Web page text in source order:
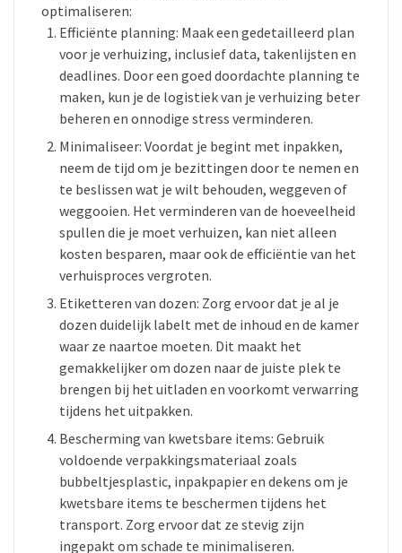
optimaliseren:
Efficiënte planning: Maak een gedetailleerd plan
voor je verhuizing, inclusief data, takenlijsten en
deadlines. Door een goed doordachte planning te
maken, kun je de logistiek van je verhuizing beter
beheren en onnodige stress verminderen.
Minimaliseer: Voordat je begint met inpakken,
neem de tijd om je bezittingen door te nemen en
te beslissen wat je wilt behouden, weggeven of
weggooien. Het verminderen van de hoeveelheid
spullen die je moet verhuizen, kan niet alleen
kosten besparen, maar ook de efficiëntie van het
verhuisproces vergroten.
Etiketteren van dozen: Zorg ervoor dat je al je
dozen duidelijk labelt met de inhoud en de kamer
waar ze naartoe moeten. Dit maakt het
gemakkelijker om dozen naar de juiste plek te
brengen bij het uitladen en voorkomt verwarring
tijdens het uitpakken.
Bescherming van kwetsbare items: Gebruik
voldoende verpakkingsmateriaal zoals
bubbeltjesplastic, inpakpapier en dekens om je
kwetsbare items te beschermen tijdens het
transport. Zorg ervoor dat ze stevig zijn
ingepakt om schade te minimaliseren.